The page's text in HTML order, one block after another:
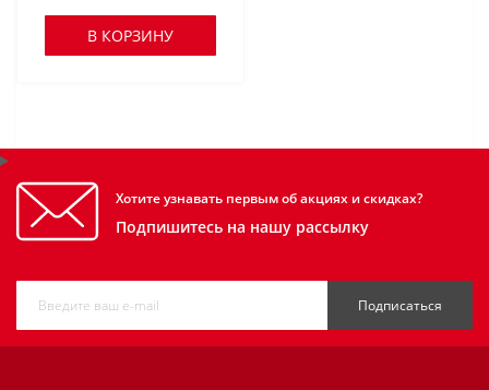
В КОРЗИНУ
Хотите узнавать первым об акциях и скидках?
Подпишитесь на нашу рассылку
Подписаться